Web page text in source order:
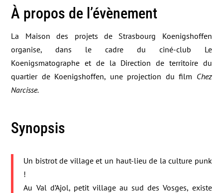
À propos de l’évènement
La Maison des projets de Strasbourg Koenigshoffen
organise, dans le cadre du ciné-club Le
Koenigsmatographe et de la Direction de territoire du
quartier de Koenigshoffen, une projection du film Chez
Narcisse.
Synopsis
Un bistrot de village et un haut-lieu de la culture punk
!
Au Val d’Ajol, petit village au sud des Vosges, existe